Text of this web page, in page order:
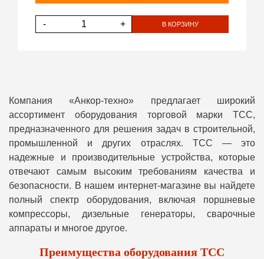
- + В КОРЗИНУ
Компания «Анкор-техно» предлагает широкий
ассортимент оборудования торговой марки ТСС,
предназначенного для решения задач в строительной,
промышленной и других отраслях. ТСС — это
надежные и производительные устройства, которые
отвечают самым высоким требованиям качества и
безопасности. В нашем интернет-магазине вы найдете
полный спектр оборудования, включая поршневые
компрессоры, дизельные генераторы, сварочные
аппараты и многое другое.
Преимущества оборудования ТСС